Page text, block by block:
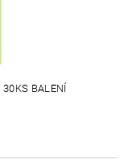
30KS BALENÍ